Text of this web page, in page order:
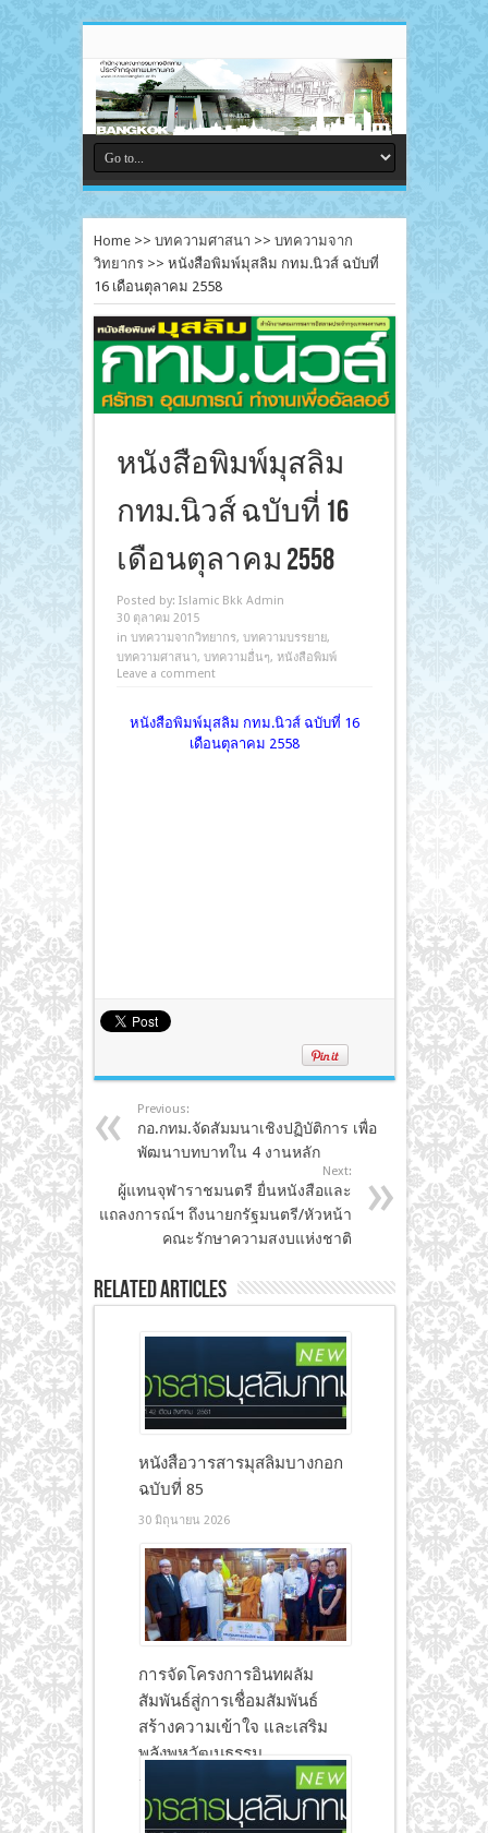
Home>> บทความศาสนา >> บทความจาก
วิทยากร>> หนังสือพิมพ์มุสลิม กทม.นิวส์ ฉบับที่
16 เดือนตุลาคม 2558
หนังสือพิมพ์มุสลิม
กทม.นิวส์ ฉบับที่ 16
เดือนตุลาคม 2558
Posted by: Islamic Bkk Admin
30 ตุลาคม 2015
in บทความจากวิทยากร, บทความบรรยาย,
บทความศาสนา, บทความอื่นๆ, หนังสือพิมพ์
Leave a comment
หนังสือพิมพ์มุสลิม กทม.นิวส์ ฉบับที่ 16
เดือนตุลาคม 2558
Previous:
กอ.กทม.จัดสัมมนาเชิงปฏิบัติการ เพื่อ
พัฒนาบทบาทใน 4 งานหลัก
Next:
ผู้แทนจุฬาราชมนตรี ยื่นหนังสือและ
แถลงการณ์ฯ ถึงนายกรัฐมนตรี/หัวหน้า
คณะรักษาความสงบแห่งชาติ
Related Articles
หนังสือวารสารมุสลิมบางกอก
ฉบับที่ 85
30 มิถุนายน 2026
การจัดโครงการอินทผลัม
สัมพันธ์สู่การเชื่อมสัมพันธ์
สร้างความเข้าใจ และเสริม
พลังพหุวัฒนธรรม
7 เมษายน 2026